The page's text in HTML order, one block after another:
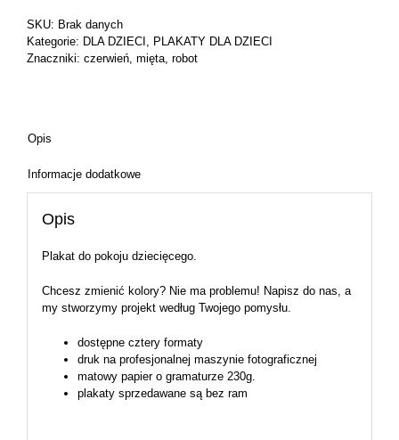
SKU: Brak danych
Kategorie: DLA DZIECI , PLAKATY DLA DZIECI
Znaczniki: czerwień, mięta, robot
Opis
Informacje dodatkowe
Opis
Plakat do pokoju dziecięcego.
Chcesz zmienić kolory? Nie ma problemu! Napisz do nas, a
my stworzymy projekt według Twojego pomysłu.
dostępne cztery formaty
druk na profesjonalnej maszynie fotograficznej
matowy papier o gramaturze 230g.
plakaty sprzedawane są bez ram